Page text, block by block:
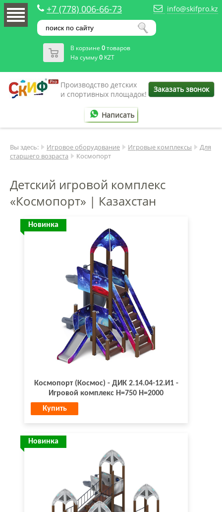
+7 (778) 006-66-73 info@skifpro.kz
В корзине 0товаров
На сумму0 KZT
Производство детских
и спортивных площадок!
Заказать звонок
Написать
Вы здесь: Игровое оборудование Игровые комплексы
Для
старшего возраста
Космопорт
Детский игровой комплекс
«Космопорт» | Казахстан
Новинка
Космопорт (Космос) - ДИК 2.14.04-12.И1 -
Игровой комплекс H=750 H=2000
Купить
Новинка